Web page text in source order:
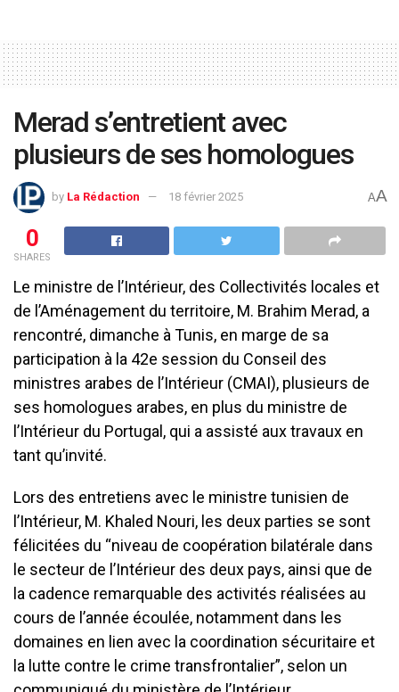
Merad s’entretient avec
plusieurs de ses homologues
by La Rédaction 18 février 2025 AA
0
SHARES
Le ministre de l’Intérieur, des Collectivités locales et
de l’Aménagement du territoire, M. Brahim Merad, a
rencontré, dimanche à Tunis, en marge de sa
participation à la 42e session du Conseil des
ministres arabes de l’Intérieur (CMAI), plusieurs de
ses homologues arabes, en plus du ministre de
l’Intérieur du Portugal, qui a assisté aux travaux en
tant qu’invité.
Lors des entretiens avec le ministre tunisien de
l’Intérieur, M. Khaled Nouri, les deux parties se sont
félicitées du “niveau de coopération bilatérale dans
le secteur de l’Intérieur des deux pays, ainsi que de
la cadence remarquable des activités réalisées au
cours de l’année écoulée, notamment dans les
domaines en lien avec la coordination sécuritaire et
la lutte contre le crime transfrontalier”, selon un